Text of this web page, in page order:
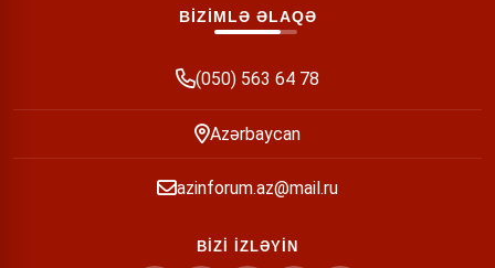
BİZİMLƏ ƏLAQƏ
(050) 563 64 78
Azərbaycan
azinforum.az@mail.ru
BİZİ İZLƏYİN